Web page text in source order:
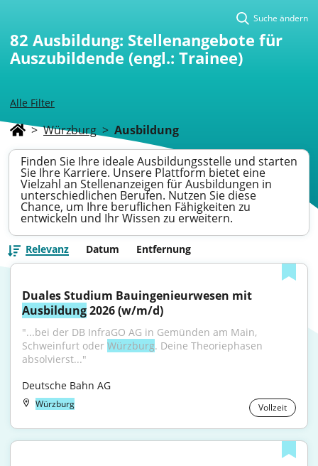
Alle Filter
Suche ändern
82 Ausbildung: Stellenangebote für
Auszubildende (engl.: Trainee)
> Würzburg > Ausbildung
Finden Sie Ihre ideale Ausbildungsstelle und starten
Sie Ihre Karriere. Unsere Plattform bietet eine
Vielzahl an Stellenanzeigen für Ausbildungen in
unterschiedlichen Berufen. Nutzen Sie diese
Chance, um Ihre beruflichen Fähigkeiten zu
entwickeln und Ihr Wissen zu erweitern.
Relevanz Datum Entfernung
Ausbildung 2026 (w/m/d)
"...bei der DB InfraGO AG in Gemünden am Main,
Schweinfurt oder Würzburg. Deine Theoriephasen
absolvierst..."
Deutsche Bahn AG
Würzburg Vollzeit